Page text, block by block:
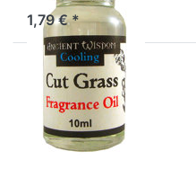
1,79 € *
Drücken
Sie
ENTER
für mehr
Optionen
zu Duftöl
Jasmine